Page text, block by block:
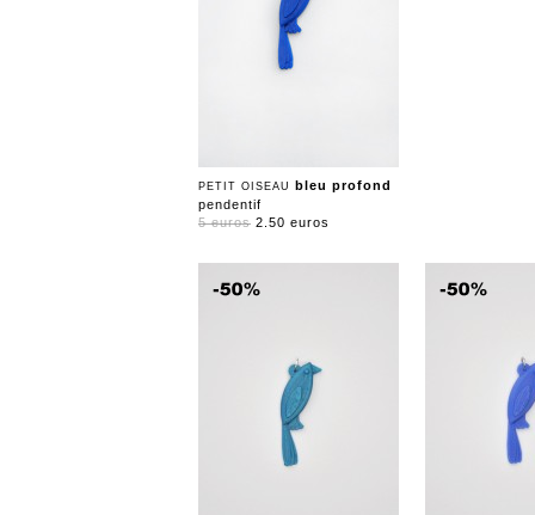
PETIT OISEAU bleu profond
pendentif
5 euros 2.50 euros